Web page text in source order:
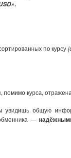
по курсу
курса,
увидишь общую
—